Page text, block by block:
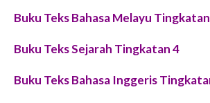
Buku Teks Bahasa Melayu
Buku Teks Sejarah Tingkatan 4
Buku Teks Bahasa Inggeris